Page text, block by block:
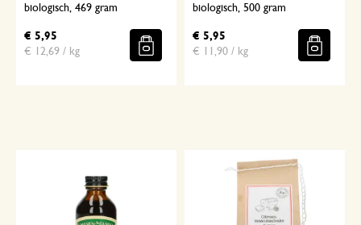
biologisch, 469 gram
€ 5,95
€ 12,69 / kg
biologisch, 500 gram
€ 5,95
€ 11,90 / kg